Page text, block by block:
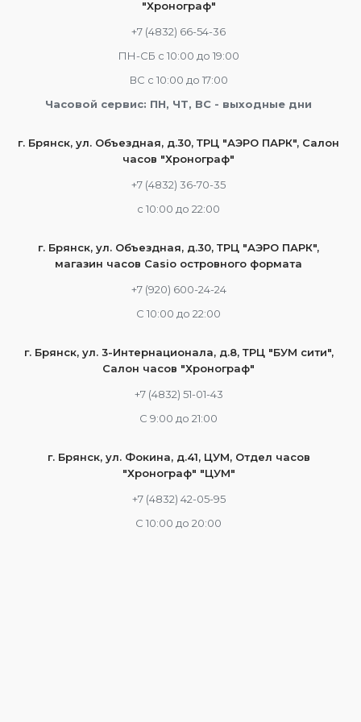
"Хронограф"
+7 (4832) 66-54-36
ПН-СБ с 10:00 до 19:00
ВС с 10:00 до 17:00
Часовой сервис: ПН, ЧТ, ВС - выходные дни
г. Брянск, ул. Объездная, д.30, ТРЦ "АЭРО ПАРК", Салон
часов "Хронограф"
+7 (4832) 36-70-35
c 10:00 до 22:00
г. Брянск, ул. Объездная, д.30, ТРЦ "АЭРО ПАРК",
магазин часов Casio островного формата
+7 (920) 600-24-24
С 10:00 до 22:00
г. Брянск, ул. 3-Интернационала, д.8, ТРЦ "БУМ сити",
Салон часов "Хронограф"
+7 (4832) 51-01-43
С 9:00 до 21:00
г. Брянск, ул. Фокина, д.41, ЦУМ, Отдел часов
"Хронограф" "ЦУМ"
+7 (4832) 42-05-95
С 10:00 до 20:00